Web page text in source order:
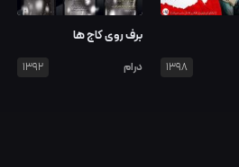
1398
برف روی کاج ها
درام 1392